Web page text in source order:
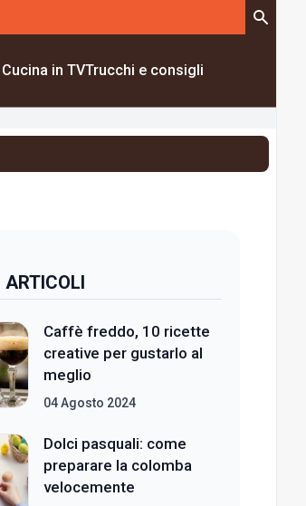
Cucina in TVTrucchi e consigli
ARTICOLI
Caffè freddo, 10 ricette
creative per gustarlo al
meglio
04 Agosto 2024
Dolci pasquali: come
preparare la colomba
velocemente